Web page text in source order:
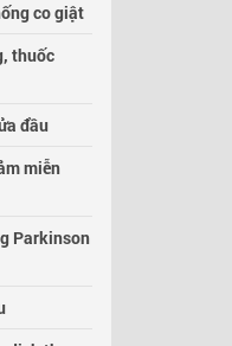
co giật
thuốc
đầu
miễn
Parkinson